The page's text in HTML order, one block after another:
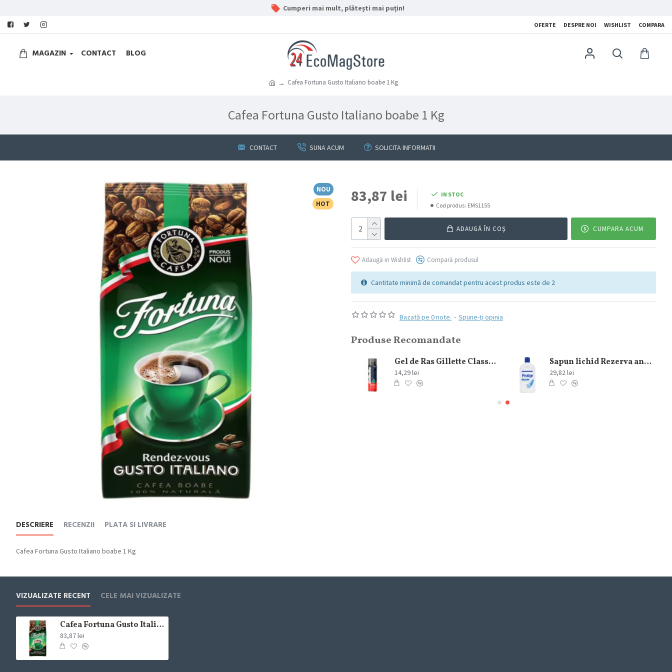
Cumperi mai mult, plătești mai puțin!
OFERTE DESPRE NOI WISHLIST COMPARA
MAGAZIN CONTACT BLOG
Cafea Fortuna Gusto Italiano boabe 1 Kg
Cafea Fortuna Gusto Italiano boabe 1 Kg
CONTACT SUNA ACUM SOLICITA INFORMATII
NOU
HOT
Bazată pe 0 note. - Spune-ţi opinia
83,87 lei
IN STOC
Cod produs: EMS1155
ADAUGĂ ÎN COŞ CUMPARA ACUM
Adaugă in Wishlist Compară produsul
Cantitate minimă de comandat pentru acest produs este de 2
Produse Recomandate
Detergent pardoseala Asevi Roz 1L Gel de Ras Gillette Classic Original 200 ml
14,29 lei
Sapun lichid Rezerva antibacterial Protex Fresh 700 ml
29,82 lei
DESCRIERE RECENZII PLATA SI LIVRARE
Cafea Fortuna Gusto Italiano boabe 1 Kg
VIZUALIZATE RECENT CELE MAI VIZUALIZATE
Cafea Fortuna Gusto Italiano boabe 1 Kg
83,87 lei